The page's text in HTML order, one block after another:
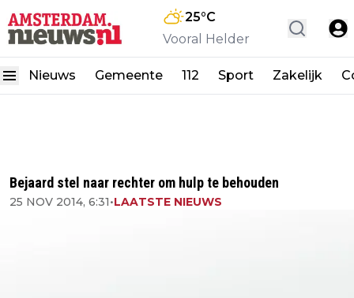
25°C
Vooral Helder
Nieuws Gemeente 112 Sport Zakelijk
Bejaard stel naar rechter om hulp te behouden
25 NOV 2014, 6:31•LAATSTE NIEUWS